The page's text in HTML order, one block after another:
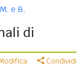
e B.
di
Condividi